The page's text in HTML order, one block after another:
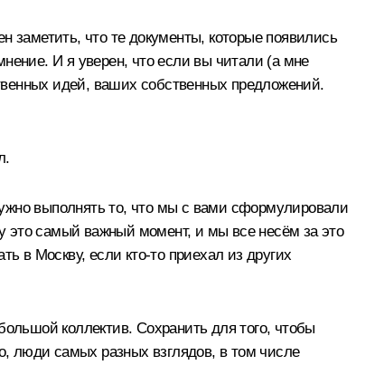
что те документы, которые появились
И я уверен, что если вы читали (а мне
идей, ваших собственных предложений.
выполнять то, что мы с вами сформулировали
это самый важный момент, и мы все несём за это
в Москву, если кто‑то приехал из других
коллектив. Сохранить для того, чтобы
люди самых разных взглядов, в том числе